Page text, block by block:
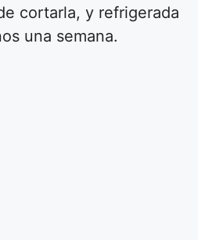
cortarla, y refrigerada
una semana.